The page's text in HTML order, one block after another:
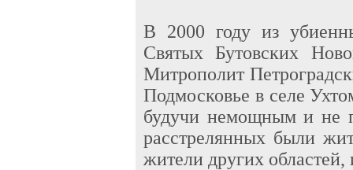
В 2000 году из
Святых Бутовских
Митрополит
Подмосковье в селе
будучи немощным и не
расстрелянных были
жители других